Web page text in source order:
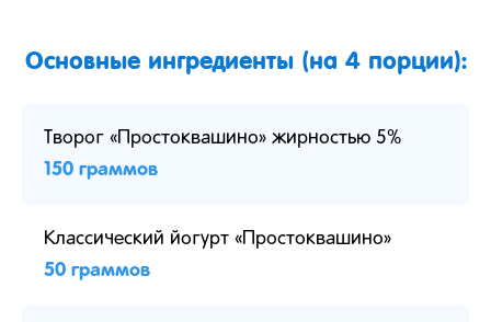
Основные ингредиенты (на 4 порции):
Творог «Простоквашино» жирностью 5%
150 граммов
Классический йогурт «Простоквашино»
50 граммов